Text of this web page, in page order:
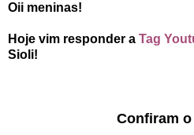
Oii meninas!
Hoje vim responder a Tag
Sioli!
Confiram